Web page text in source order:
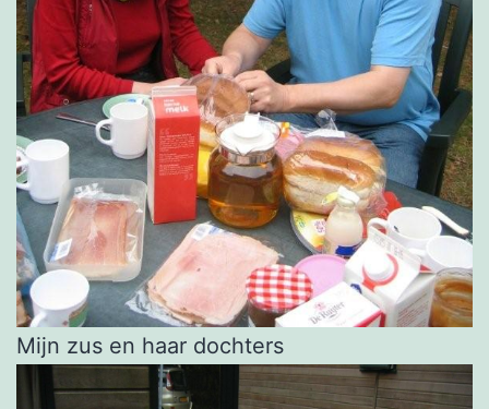
Mijn zus en haar dochters